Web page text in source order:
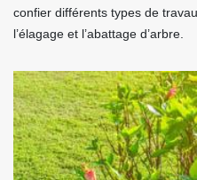
confier différents types de
l’élagage et l’abattage d’arbre.